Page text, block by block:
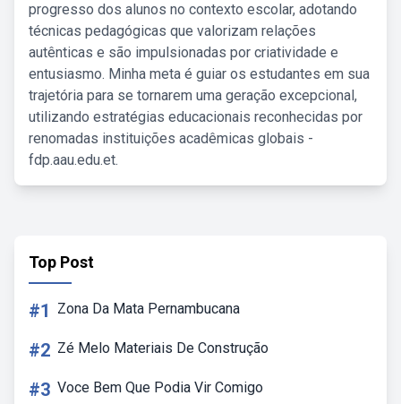
progresso dos alunos no contexto escolar, adotando
técnicas pedagógicas que valorizam relações
autênticas e são impulsionadas por criatividade e
entusiasmo. Minha meta é guiar os estudantes em sua
trajetória para se tornarem uma geração excepcional,
utilizando estratégias educacionais reconhecidas por
renomadas instituições acadêmicas globais -
fdp.aau.edu.et.
Top Post
#1 Zona Da Mata Pernambucana
#2 Zé Melo Materiais De Construção
#3 Voce Bem Que Podia Vir Comigo